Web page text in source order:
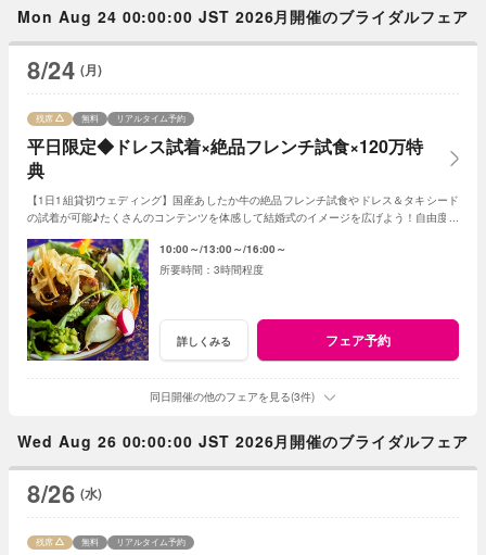
Mon Aug 24 00:00:00 JST 2026月開催のブライダルフェア
8/24 (月)
平日限定◆ドレス試着×絶品フレンチ試食×120万特
典
残席 無料 リアルタイム予約
【1日1組貸切ウェディング】国産あしたか牛の絶品フレンチ試食やドレス＆タキシード
の試着が可能♪たくさんのコンテンツを体感して結婚式のイメージを広げよう！自由度が
10:00～ 13:00～ 16:00～
3時間程度
詳しくみる フェア予約
同日開催の他のフェアを見る(3件)
Wed Aug 26 00:00:00 JST 2026月開催のブライダルフェア
8/26 (水)
残席 無料 リアルタイム予約